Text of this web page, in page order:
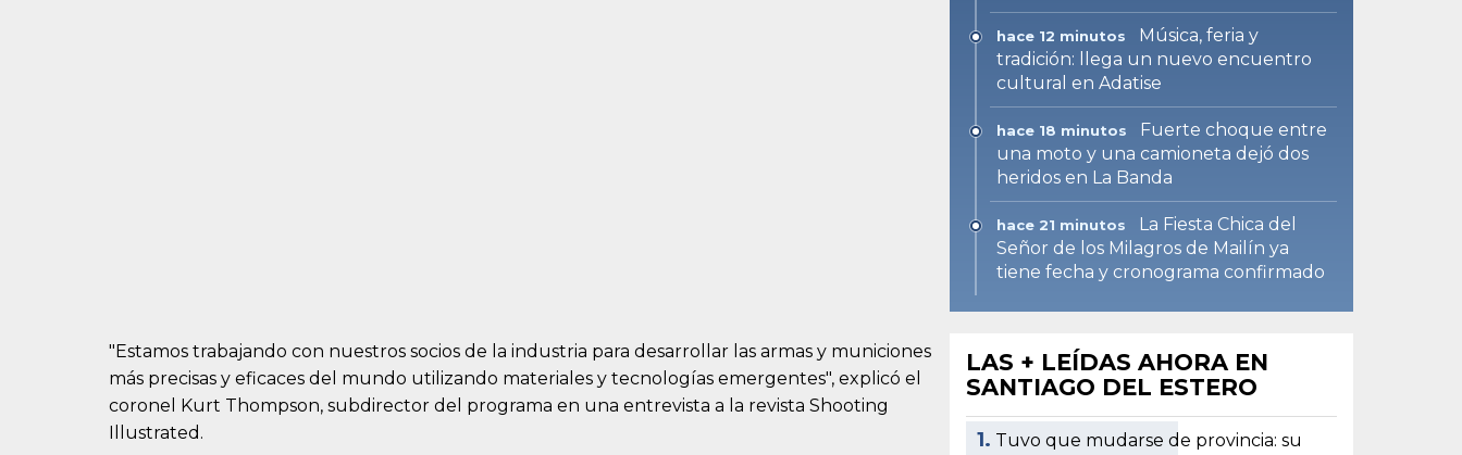
"Estamos trabajando con nuestros socios de la industria para desarrollar las armas y municiones
más precisas y eficaces del mundo utilizando materiales y tecnologías emergentes", explicó el
coronel Kurt Thompson, subdirector del programa en una entrevista a la revista Shooting
Illustrated.
hace 12 minutos
Música, feria y
tradición: llega un nuevo encuentro
cultural en Adatise
hace 18 minutos
Fuerte choque entre
una moto y una camioneta dejó dos
heridos en La Banda
hace 21 minutos
La Fiesta Chica del
Señor de los Milagros de Mailín ya
tiene fecha y cronograma confirmado
LAS + LEÍDAS AHORA EN
SANTIAGO DEL ESTERO
1. Tuvo que mudarse de provincia: su